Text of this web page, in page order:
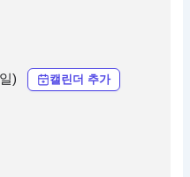
) 캘린더 추가